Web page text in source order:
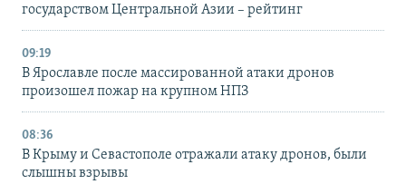
государством Центральной Азии – рейтинг
09:19
В Ярославле после массированной атаки дронов
произошел пожар на крупном НПЗ
08:36
В Крыму и Севастополе отражали атаку дронов, были
слышны взрывы